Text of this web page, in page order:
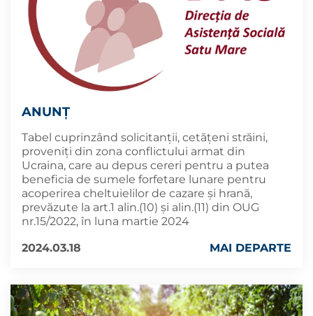
ANUNȚ
Tabel cuprinzând solicitanții, cetățeni străini,
proveniți din zona conflictului armat din
Ucraina, care au depus cereri pentru a putea
beneficia de sumele forfetare lunare pentru
acoperirea cheltuielilor de cazare și hrană,
prevăzute la art.1 alin.(10) și alin.(11) din OUG
nr.15/2022, în luna martie 2024
2024.03.18
MAI DEPARTE